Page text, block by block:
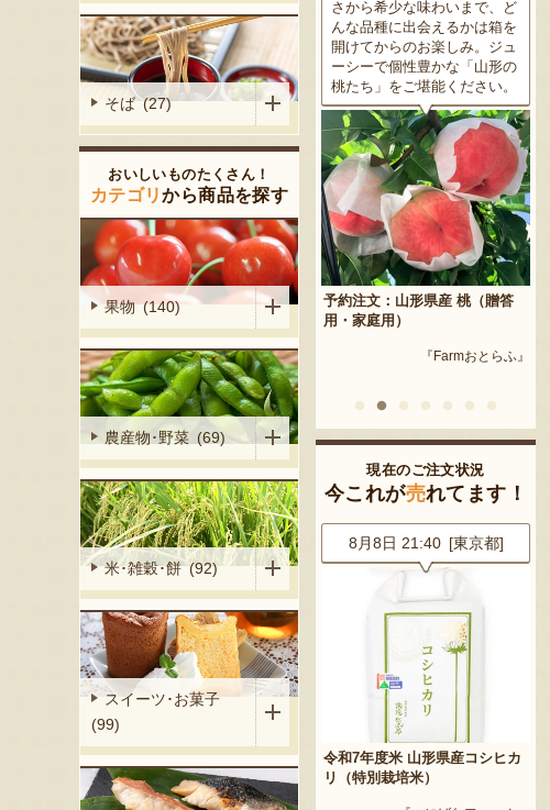
そば (27)
おいしいものたくさん！
カテゴリから商品を探す
果物 (140)
農産物･野菜 (69)
米･雑穀･餅 (92)
スイーツ･お菓子
(99)
フデザイン』
さから希少な味わいまで、ど
んな品種に出会えるかは箱を
開けてからのお楽しみ。ジュ
ーシーで個性豊かな「山形の
桃たち」をご堪能ください。
予約注文：山形県産 桃（贈答
用・家庭用）
『Farmおとらふ』
ド牛。美しいサシ・きめ細か
な肉質・とろける食感・濃厚
な旨味、すべてが抜群です。
高級感のある黒化粧箱入りの
ため、大切な人への贈り物に
どうぞ！
米沢牛
『肉匠えんどう』
現在のご注文状況
今これが売れてます！
松月堂布川』
8月8日 21:40 [東京都]
令和7年度米 山形県産コシヒカ
リ（特別栽培米）
8月8日 20:42 [兵庫県]
山形県産 尾花沢スイカ 大玉
「羅皇ザ・スウィート」